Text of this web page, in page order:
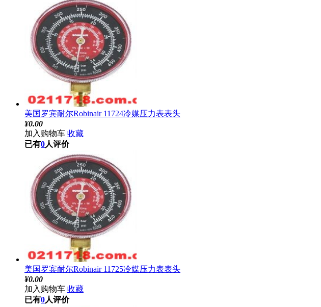
美国罗宾耐尔Robinair 11724冷媒压力表表头
¥0.00
加入购物车 收藏
已有0人评价
美国罗宾耐尔Robinair 11725冷媒压力表表头
¥0.00
加入购物车 收藏
已有0人评价